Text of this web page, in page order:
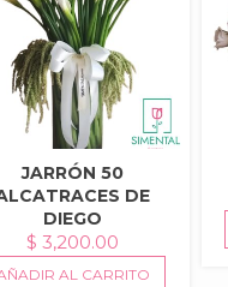
JARRÓN 50
DE
DIEGO
$ 3,200.00
AL CARRITO